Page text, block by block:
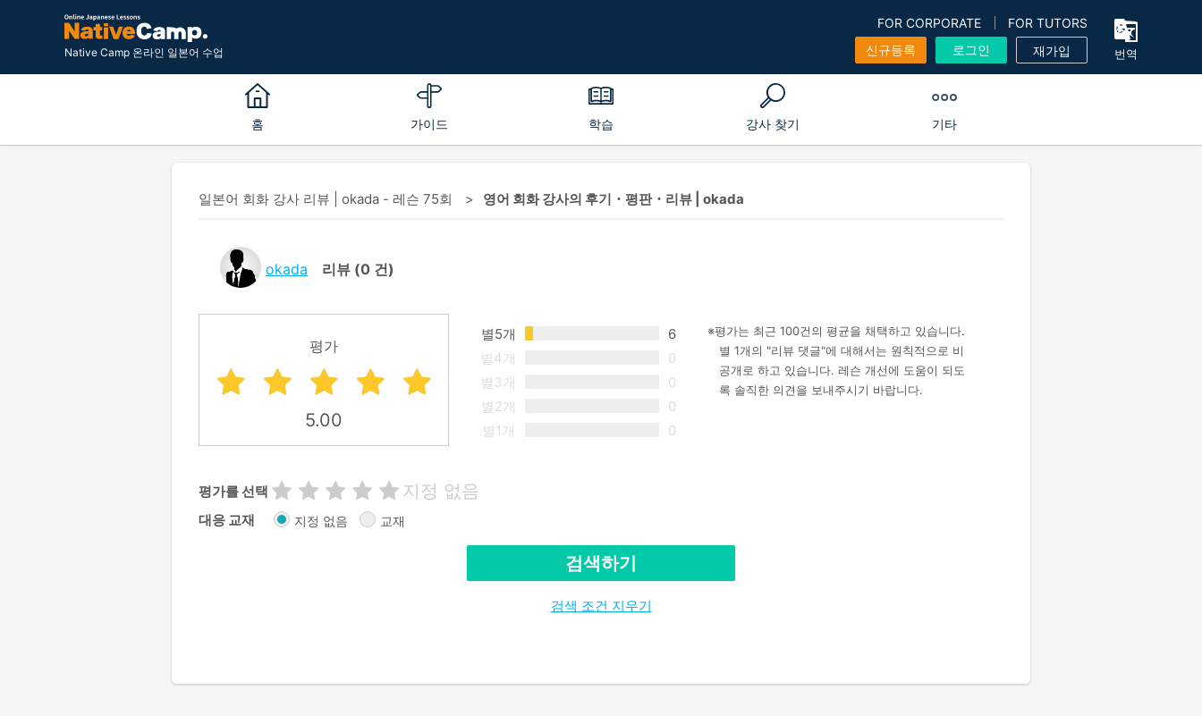
Native Camp 온라인 일본어 수업
FOR CORPORATE
FOR TUTORS
신규등록
로그인 재가입 번역
홈 가이드 학습 강사 찾기 기타
일본어 회화 강사 리뷰 | okada - 레슨 75회 영어 회화 강사의 후기・평판・리뷰 | okada
okada 리뷰 (0 건)
평가
5.00
별5개
6
별4개
0
별3개
0
별2개
0
별1개
0
평가는 최근 100건의 평균을 채택하고 있습니다.
별 1개의 "리뷰 댓글"에 대해서는 원칙적으로 비
공개로 하고 있습니다. 레슨 개선에 도움이 되도
록 솔직한 의견을 보내주시기 바랍니다.
평가를 선택 지정 없음
대응 교재 지정 없음 교재
검색하기
검색 조건 지우기